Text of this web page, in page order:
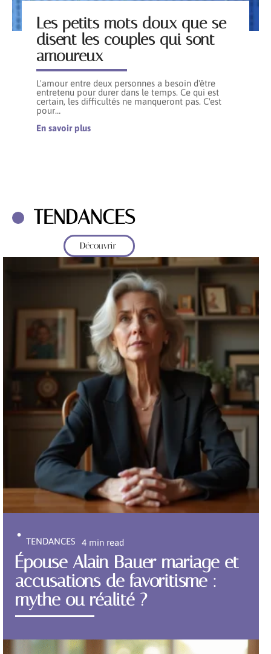
Les petits mots doux que se
disent les couples qui sont
amoureux
L'amour entre deux personnes a besoin d'être
entretenu pour durer dans le temps. Ce qui est
certain, les difficultés ne manqueront pas. C'est
pour…
En savoir plus
TENDANCES
Découvrir
TENDANCES 4 min read
Épouse Alain Bauer mariage et
accusations de favoritisme :
mythe ou réalité ?